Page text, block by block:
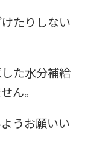
たりしない
た水分補給
ん。
うお願いい